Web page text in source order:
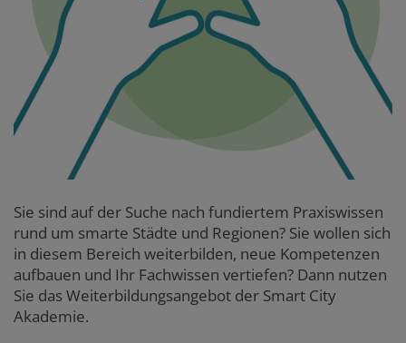
Sie sind auf der Suche nach fundiertem Praxiswissen
rund um smarte Städte und Regionen? Sie wollen sich
in diesem Bereich weiterbilden, neue Kompetenzen
aufbauen und Ihr Fachwissen vertiefen? Dann nutzen
Sie das Weiterbildungsangebot der Smart City
Akademie.